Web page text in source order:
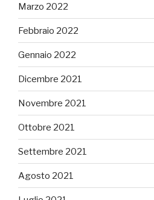
Marzo 2022
Febbraio 2022
Gennaio 2022
Dicembre 2021
Novembre 2021
Ottobre 2021
Settembre 2021
Agosto 2021